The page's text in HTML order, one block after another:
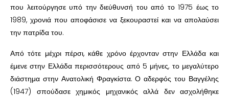
που λειτούργησε υπό την διεύθυνσή του από το 1975 έως το
1989, χρονιά που αποφάσισε να ξεκουραστεί και να απολαύσει
την πατρίδα του.
Από τότε μέχρι πέρσι, κάθε χρόνο έρχονταν στην Ελλάδα και
έμενε στην Ελλάδα περισσότερους από 5 μήνες, το μεγαλύτερο
διάστημα στην Ανατολική Φραγκίστα. Ο αδερφός του Βαγγέλης
(1947) σπούδασε χημικός μηχανικός αλλά δεν ασχολήθηκε